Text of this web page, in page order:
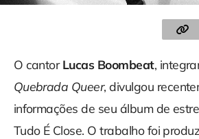
O cantorLucas Boombeat,
Quebrada Queer, divulgou
informações de seu álbum de
Tudo É Close. O trabalho foi